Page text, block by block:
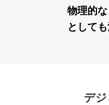
物理的
として
デ